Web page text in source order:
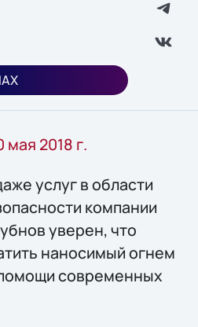
мая 2018 г.
услуг в области
компании
уверен, что
наносимый огнем
современных